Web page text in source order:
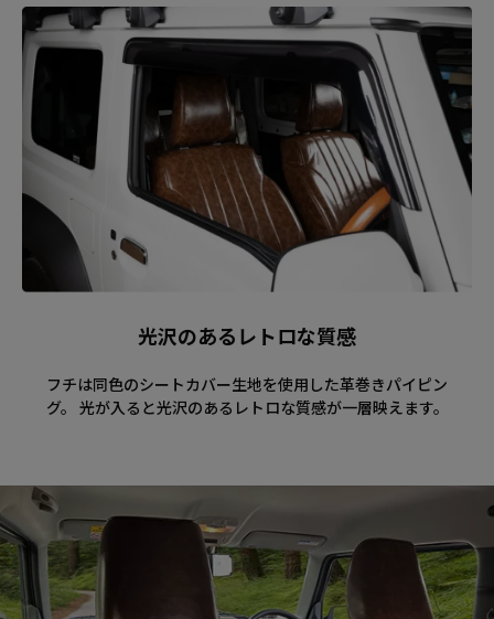
光沢のあるレトロな質感
フチは同色のシートカバー生地を使用した革巻きパイピン
グ。 光が入ると光沢のあるレトロな質感が一層映えます。